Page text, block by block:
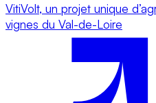
VitiVolt, un projet unique
vignes du Val-de-Loire